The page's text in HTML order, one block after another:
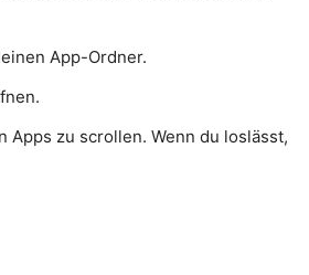
App-Ordner.
zu scrollen. Wenn du loslässt,